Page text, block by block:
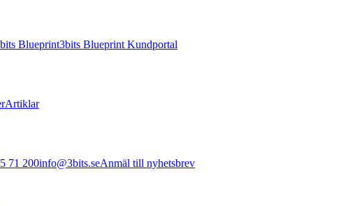
Blueprint3bits Blueprint Kundportal
Artiklar
71 200info@3bits.seAnmäl till nyhetsbrev